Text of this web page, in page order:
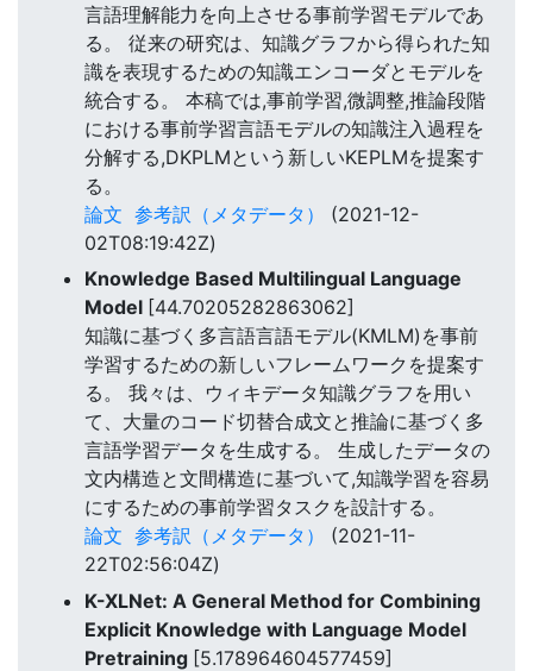
言語理解能力を向上させる事前学習モデルであ
る。 従来の研究は、知識グラフから得られた知
識を表現するための知識エンコーダとモデルを
統合する。 本稿では,事前学習,微調整,推論段階
における事前学習言語モデルの知識注入過程を
分解する,DKPLMという新しいKEPLMを提案す
る。
論文 参考訳（メタデータ）
(2021-12-
02T08:19:42Z)
Knowledge Based Multilingual Language
Model [44.70205282863062]
知識に基づく多言語言語モデル(KMLM)を事前
学習するための新しいフレームワークを提案す
る。 我々は、ウィキデータ知識グラフを用い
て、大量のコード切替合成文と推論に基づく多
言語学習データを生成する。 生成したデータの
文内構造と文間構造に基づいて,知識学習を容易
にするための事前学習タスクを設計する。
論文 参考訳（メタデータ）
(2021-11-
22T02:56:04Z)
K-XLNet: A General Method for Combining
Explicit Knowledge with Language Model
Pretraining [5.178964604577459]